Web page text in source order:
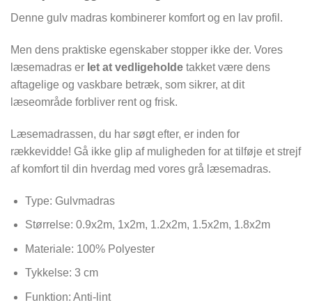
Denne gulv madras kombinerer komfort og en lav profil.
Men dens praktiske egenskaber stopper ikke der. Vores
læsemadras er let at vedligeholde takket være dens
aftagelige og vaskbare betræk, som sikrer, at dit
læseområde forbliver rent og frisk.
Læsemadrassen, du har søgt efter, er inden for
rækkevidde! Gå ikke glip af muligheden for at tilføje et strejf
af komfort til din hverdag med vores grå læsemadras.
Type: Gulvmadras
Størrelse: 0.9x2m, 1x2m, 1.2x2m, 1.5x2m, 1.8x2m
Materiale: 100% Polyester
Tykkelse: 3 cm
Funktion: Anti-lint